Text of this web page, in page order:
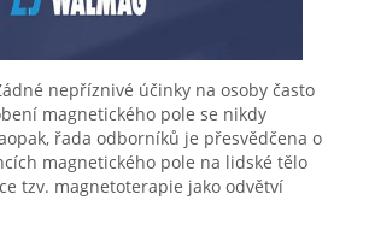
nepříznivé účinky na osoby často
magnetického pole se nikdy
řada odborníků je přesvědčena o
magnetického pole na lidské tělo
tzv. magnetoterapie jako odvětví